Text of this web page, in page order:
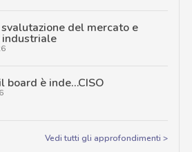
del mercato e
board è inde…CISO
Vedi tutti gli approfondimenti >